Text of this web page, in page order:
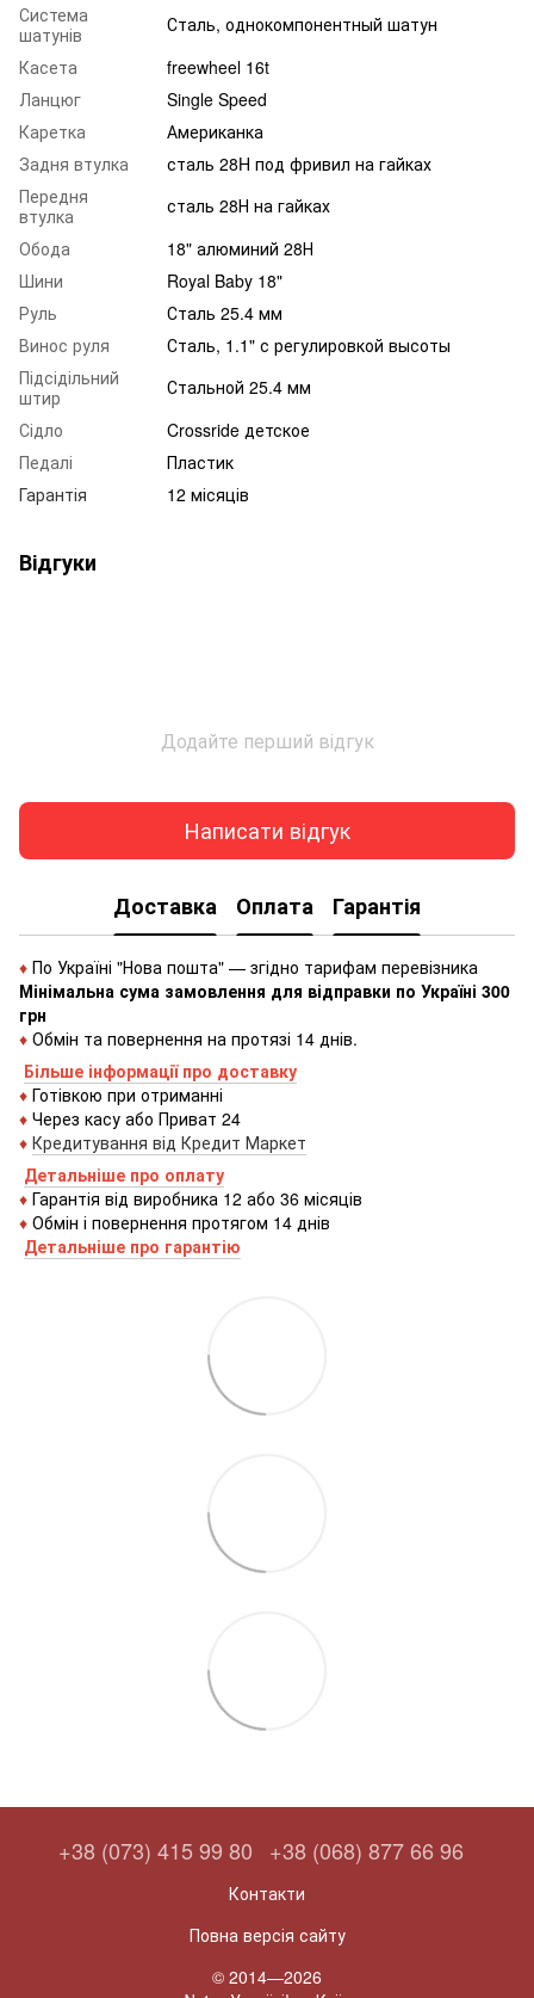
Система
шатунів
Сталь, однокомпонентный шатун
Касета
freewheel 16t
Ланцюг
Single Speed
Каретка
Американка
Задня втулка
сталь 28H под фривил на гайках
Передня
втулка
сталь 28Н на гайках
Обода
18" алюминий 28Н
Шини
Royal Baby 18"
Руль
Сталь 25.4 мм
Винос руля
Сталь, 1.1" с регулировкой высоты
Підсідільний
штир
Стальной 25.4 мм
Сідло
Crossride детское
Педалі
Пластик
Гарантія
12 місяців
Відгуки
Додайте перший відгук
Написати відгук
Доставка Оплата Гарантія
♦ По Україні "Нова пошта" — згідно тарифам перевізника
Мінімальна сума замовлення для відправки по Україні 300
грн
♦ Обмін та повернення на протязі 14 днів.
Більше інформації про доставку
♦ Готівкою при отриманні
♦ Через касу або Приват 24
♦ Кредитування від Кредит Маркет
Детальніше про оплату
♦ Гарантія від виробника 12 або 36 місяців
♦ Обмін і повернення протягом 14 днів
Детальніше про гарантію
+38 (073) 415 99 80 +38 (068) 877 66 96
Контакти
Повна версія сайту
© 2014—2026